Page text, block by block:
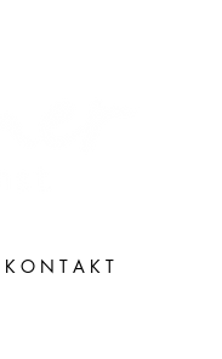
K O N T A K T